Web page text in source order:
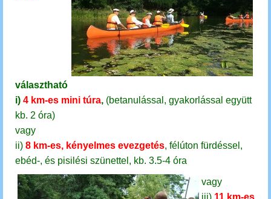
választható
i) 4 km-es mini túra, (betanulással, gyakorlással együtt
kb. 2 óra)
vagy
ii) 8 km-es, kényelmes evezgetés, félúton fürdéssel,
ebéd-, és pisilési szünettel, kb. 3.5-4 óra
vagy
iii) 11 km-es